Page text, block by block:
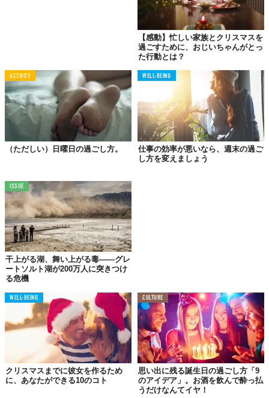
美味しい食事をして楽しい時間を過ごしたら、普段よりも奮発し
てちょっといいホテルでの一夜を…というのは、もはやデートの
定番。
「素敵なデートの最後はやっぱり素敵なホテル」という過ごし方
に憧れる女性は多いです。
4.街中を一緒に歩き、クリスマス気分に浸る
会ってデートしたいと考えるカップルは多いです。
当日が仕事という人は、せめて一緒に歩くだけでもいいから会い
たいと願うもの。プレゼントの交換もしたいですしね。
5.素敵なバーでクリスマスを過ごす
【感動】忙しい家族とクリスマスを
過ごすために、おじいちゃんがとっ
た行動とは？
ACTIVITY
（ただしい）日曜日の過ごし方。
WELL-BEING
仕事の効率が悪いなら、週末の過ご
し方を変えましょう
ISSUE
干上がる湖、舞い上がる毒——グレ
ートソルト湖が200万人に突きつけ
る危機
WELL-BEING
クリスマスまでに彼女を作るため
に、あなたができる10のコト
CULTURE
思い出に残る誕生日の過ごし方「9
のアイデア」。お酒を飲んで酔っ払
うだけなんてイヤ！